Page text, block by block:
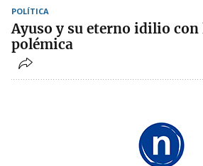
POLÍTICA
Ayuso y su eterno idilio con
polémica